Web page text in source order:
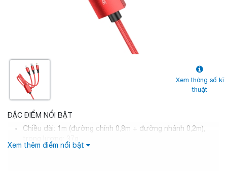
Xem thông số kĩ
thuật
ĐẶC ĐIỂM NỔI BẬT
Chiều dài: 1m (đường chính 0,8m + đường nhánh 0,2m),
Chất liệu chăn bên ngoài: dệt nylon
Xem thêm điểm nổi bật